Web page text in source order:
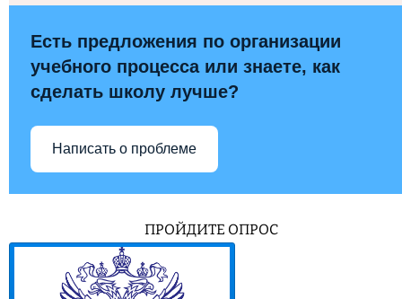
Есть предложения по организации
учебного процесса или знаете, как
сделать школу лучше?
Написать о проблеме
ПРОЙДИТЕ ОПРОС